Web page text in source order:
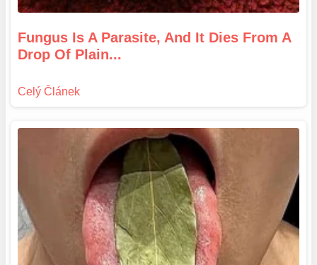
Fungus Is A Parasite, And It Dies From A
Drop Of Plain...